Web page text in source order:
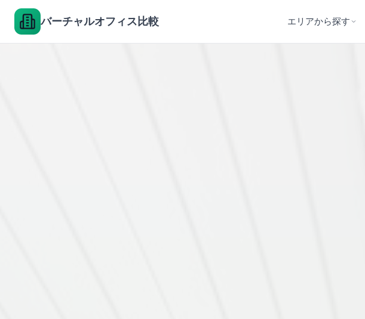
バーチャルオフィス比較 エリアから探す